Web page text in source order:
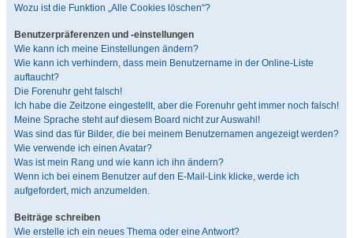
Wozu ist die Funktion „Alle Cookies löschen“?
Benutzerpräferenzen und -einstellungen
Wie kann ich meine Einstellungen ändern?
Wie kann ich verhindern, dass mein Benutzername in der Online-Liste
auftaucht?
Die Forenuhr geht falsch!
Ich habe die Zeitzone eingestellt, aber die Forenuhr geht immer noch falsch!
Meine Sprache steht auf diesem Board nicht zur Auswahl!
Was sind das für Bilder, die bei meinem Benutzernamen angezeigt werden?
Wie verwende ich einen Avatar?
Was ist mein Rang und wie kann ich ihn ändern?
Wenn ich bei einem Benutzer auf den E-Mail-Link klicke, werde ich
aufgefordert, mich anzumelden.
Beiträge schreiben
Wie erstelle ich ein neues Thema oder eine Antwort?